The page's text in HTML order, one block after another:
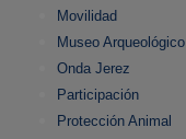
Movilidad
Museo Arqueológico
Onda Jerez
Participación
Protección Animal